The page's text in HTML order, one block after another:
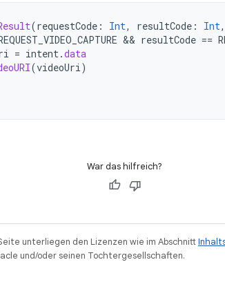
(requestCode : Int, resultCode : Int,
&& resultCode ==
= intent.data
(videoUri)
War das hilfreich?
unterliegen den Lizenzen wie im Abschnitt
und/oder seinen Tochtergesellschaften.